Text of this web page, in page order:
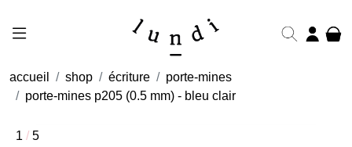
accueil shop écriture
porte-mines
porte-mines p205 (0.5 mm) - bleu clair
1 / 5